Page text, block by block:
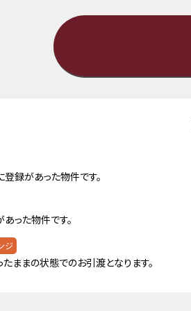
録があった物件です。
った物件です。
ジ
ままの状態でのお引渡となります。